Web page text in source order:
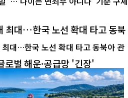
최대…한국 노선 확대 타고 동북
벌 해운·공급망 '긴장'